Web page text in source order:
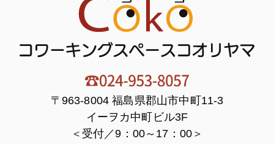
〒963-8004 福島県郡山市中町11-3
イーヲカ中町ビル3F
＜受付／9：00～17：00＞